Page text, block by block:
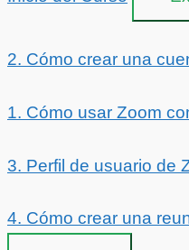
2. Cómo crear una
1. Cómo usar Zoom
3. Perfil de usuario de
4. Cómo crear una